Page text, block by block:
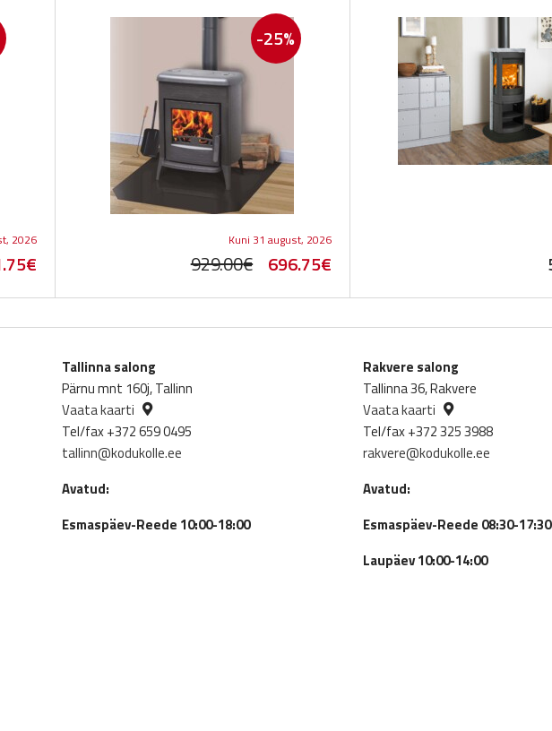
2026
€Current
price
is:
801.75€.
-25%
Kuni 31 august, 2026
929.00€ Original
price
was:
696.75€Current
price
is:
696.75€.
Tallinna salong
Pärnu mnt 160j, Tallinn
Vaata kaarti
Tel/fax +372 659 0495
tallinn@kodukolle.ee
Avatud:
Esmaspäev-Reede 10:00-18:00
Rakvere salong
Tallinna 36, Rakvere
Vaata kaarti
Tel/fax +372 325 3988
rakvere@kodukolle.ee
Avatud:
Esmaspäev-Reede 08:30-17:30
Laupäev 10:00-14:00